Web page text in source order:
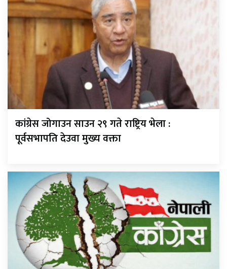
कांग्रेस जोगाउन साउन २९ गते राष्ट्रिय भेला :
पूर्वसभापति देउवा मुख्य वक्ता